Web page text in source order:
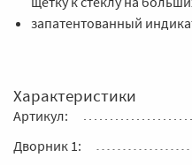
запатентованный
Характеристики
Артикул:
Дворник 1: